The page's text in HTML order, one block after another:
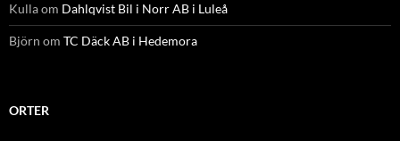
Kullaom Dahlqvist Bil i Norr AB i Luleå
Björn om TC Däck AB i Hedemora
ORTER